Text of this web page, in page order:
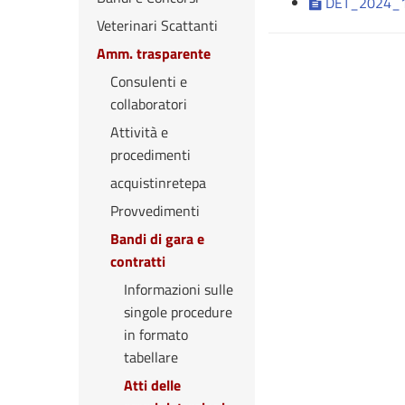
Veterinari Scattanti
Amm. trasparente
Consulenti e
collaboratori
Attività e
procedimenti
acquistinretepa
Provvedimenti
Bandi di gara e
contratti
Informazioni sulle
singole procedure
in formato
tabellare
Atti delle